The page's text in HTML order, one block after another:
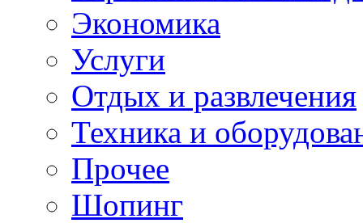
Экономика
Услуги
Отдых и развлечения
Техника и
Прочее
Шопинг